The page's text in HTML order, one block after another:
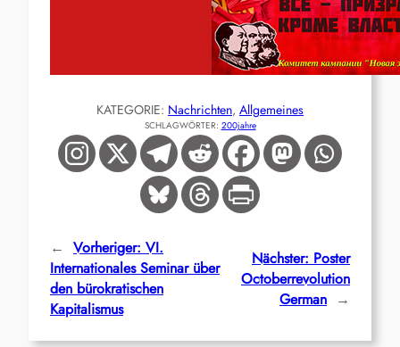
KATEGORIE: Nachrichten, Allgemeines
SCHLAGWÖRTER: 200jahre
← Vorheriger: VI.
Internationales Seminar über
den bürokratischen
Kapitalismus
Nächster: Poster
Octoberrevolution
German →